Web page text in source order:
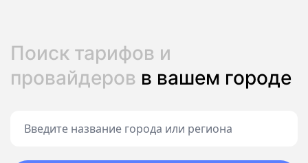
Поиск тарифов и
провайдеров в вашем городе